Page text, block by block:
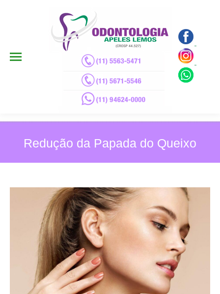
Redução da Papada do Queixo